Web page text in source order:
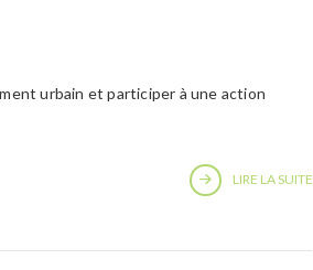
urbain et participer à une action
LIRE LA SUITE